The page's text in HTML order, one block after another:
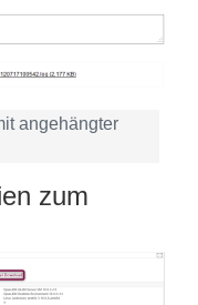
angehängter
zum